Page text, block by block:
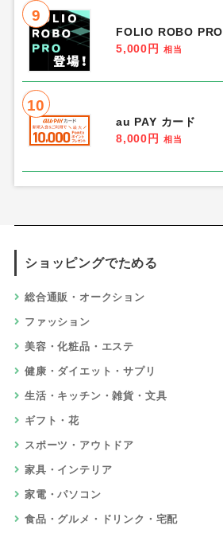
9
FOLIO ROBO PRO
5,000円
相当
10
au PAY カード
8,000円
相当
ショッピングでためる
総合通販・オークション
ファッション
美容・化粧品・エステ
健康・ダイエット・サプリ
生活・キッチン・雑貨・文具
ギフト・花
スポーツ・アウトドア
家具・インテリア
家電・パソコン
食品・グルメ・ドリンク・宅配